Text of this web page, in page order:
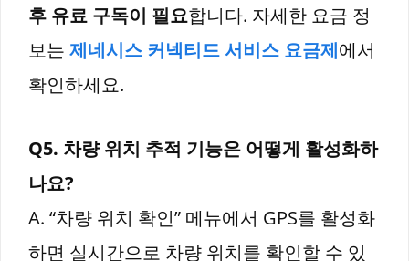
후 유료 구독이 필요합니다. 자세한 요금 정
보는 제네시스 커넥티드 서비스 요금제에서
확인하세요.
Q5. 차량 위치 추적 기능은 어떻게 활성화하
나요?
A. “차량 위치 확인” 메뉴에서 GPS를 활성화
하면 실시간으로 차량 위치를 확인할 수 있